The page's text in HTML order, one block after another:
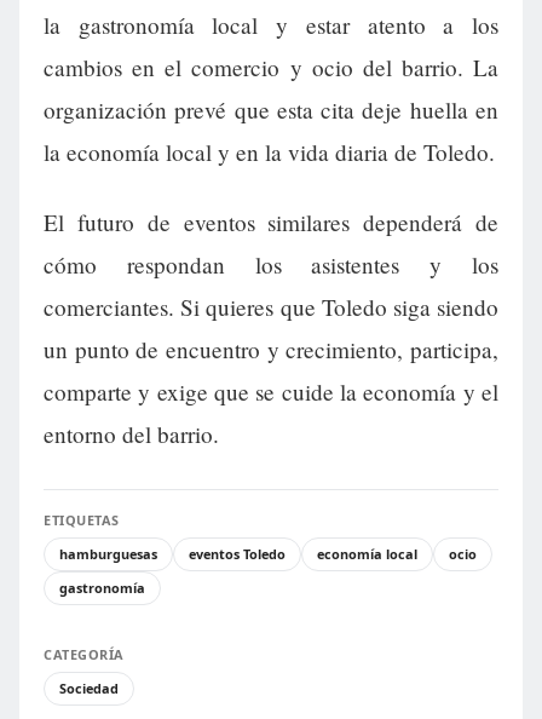
la gastronomía local y estar atento a los
cambios en el comercio y ocio del barrio. La
organización prevé que esta cita deje huella en
la economía local y en la vida diaria de Toledo.
El futuro de eventos similares dependerá de
cómo respondan los asistentes y los
comerciantes. Si quieres que Toledo siga siendo
un punto de encuentro y crecimiento, participa,
comparte y exige que se cuide la economía y el
entorno del barrio.
ETIQUETAS
hamburguesas
eventos Toledo economía local
ocio
gastronomía
CATEGORÍA
Sociedad